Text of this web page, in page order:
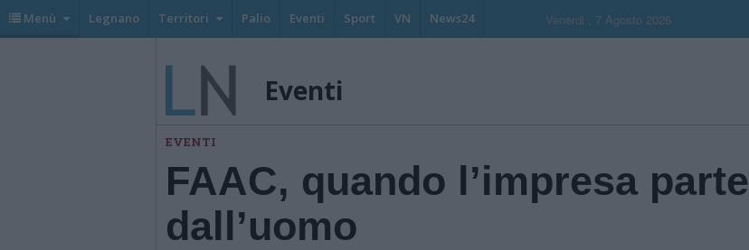
Menù Legnano Territori Palio Eventi Sport VN News24 Venerdi , 7 Agosto 2026
Eventi
EVENTI
FAAC, quando l’impresa parte
dall’uomo